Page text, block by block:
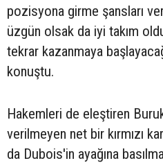
pozisyona girme şansları
üzgün olsak da iyi takım
tekrar kazanmaya
konuştu.
Hakemleri de eleştiren
verilmeyen net bir kırmızı
da Dubois'in ayağına